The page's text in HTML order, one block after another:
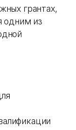
грантах,
одним из